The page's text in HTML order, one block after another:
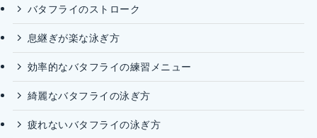
バタフライのストローク
息継ぎが楽な泳ぎ方
効率的なバタフライの練習メニュー
綺麗なバタフライの泳ぎ方
疲れないバタフライの泳ぎ方